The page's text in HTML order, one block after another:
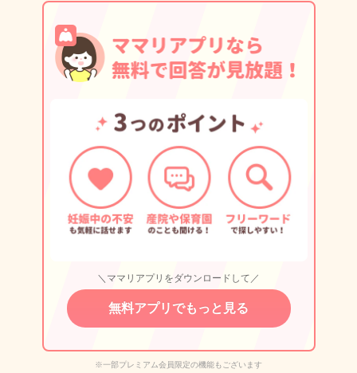
＼ママリアプリをダウンロードして／
無料アプリでもっと見る
※一部プレミアム会員限定の機能もございます